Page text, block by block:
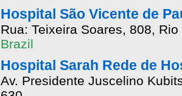
Hospital São Vicente de
Rua: Teixeira Soares, 808,
Brazil
Hospital Sarah Rede de
Av. Presidente Juscelino